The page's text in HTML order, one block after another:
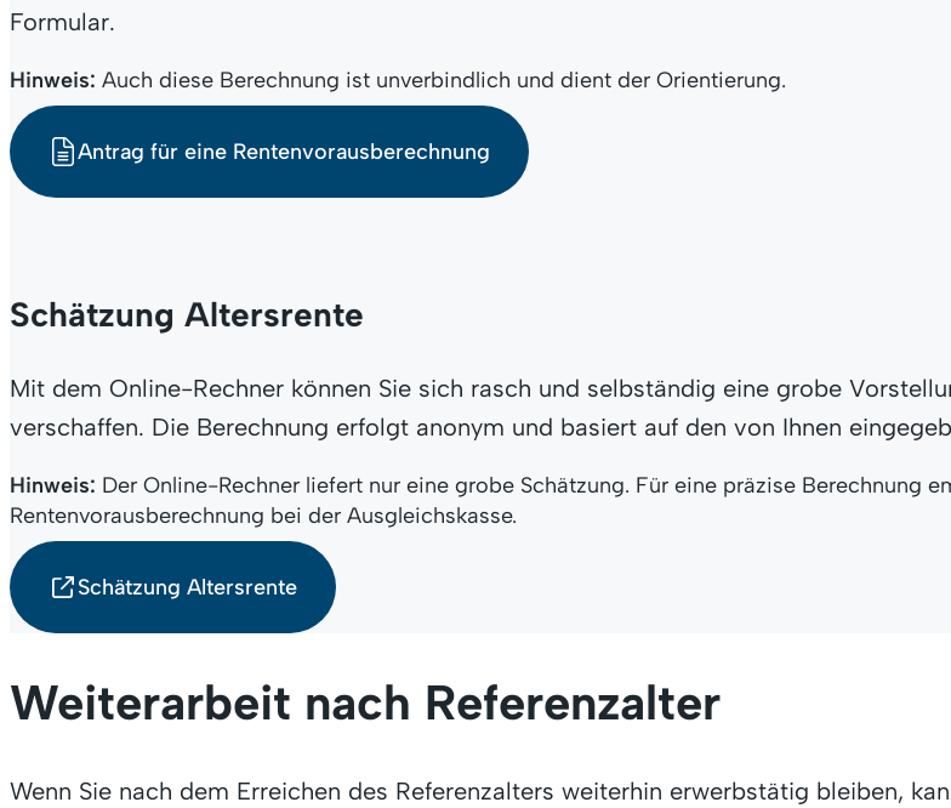
Formular.
Hinweis: Auch diese Berechnung ist unverbindlich und dient der Orientierung.
Antrag für eine Rentenvorausberechnung
Schätzung Altersrente
Mit dem Online-Rechner können Sie sich rasch und selbständig eine grobe
verschaffen. Die Berechnung erfolgt anonym und basiert auf den von Ihnen
Hinweis: Der Online-Rechner liefert nur eine grobe Schätzung. Für eine präzise Berechnung
Rentenvorausberechnung bei der Ausgleichskasse.
Schätzung Altersrente
Weiterarbeit nach Referenzalter
Wenn Sie nach dem Erreichen des Referenzalters weiterhin erwerbstätig bleiben,